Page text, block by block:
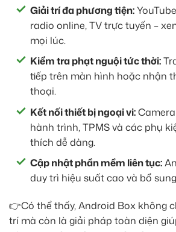
Giải trí đa phương tiện:
radio online, TV trực tuyến –
mọi lúc.
Kiểm tra phạt nguội tức thời:
tiếp trên màn hình hoặc nhận
thoại.
Kết nối thiết bị ngoại vi:
hành trình, TPMS và các phụ
thích dễ dàng.
Cập nhật phần mềm liên tục:
duy trì hiệu suất cao và bổ
👉Có thể thấy, Android Box không
trí mà còn là giải pháp toàn diện